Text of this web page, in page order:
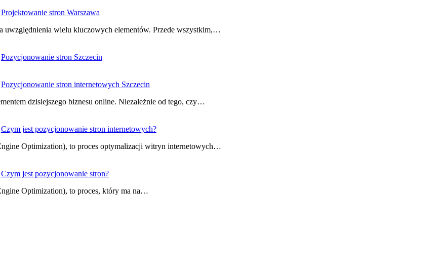
Projektowanie stron Warszawa
uwzględnienia wielu kluczowych elementów. Przede wszystkim,…
Pozycjonowanie stron Szczecin
Pozycjonowanie stron internetowych Szczecin
dzisiejszego biznesu online. Niezależnie od tego, czy…
Czym jest pozycjonowanie stron internetowych?
Optimization), to proces optymalizacji witryn internetowych…
Czym jest pozycjonowanie stron?
Optimization), to proces, który ma na…